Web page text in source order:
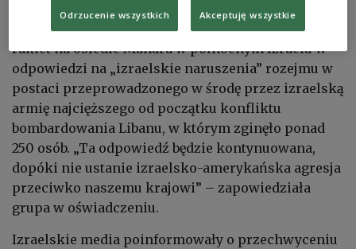
W czwartek rano wspierany przez Teheran
libański Hezbollah poinformował o wystrzeleniu
rakiet na osiedle Manara w północnym Izraelu w
odpowiedzi na „izraelskie naruszenia” rozejmu w
postaci przeprowadzonego w środę przez izraelską
armię najcięższego od początku konfliktu
bombardowania Libanu, w którym zginęło ponad
250 osób. „Ta odpowiedź będzie kontynuowana,
dopóki nie ustanie izraelsko-amerykańska agresja
przeciwko naszemu krajowi” – zapowiedziała
grupa w oświadczeniu.
Izraelskie media poinformowały o przechwyceniu
Odrzucenie wszystkich Akceptuję wszystkie